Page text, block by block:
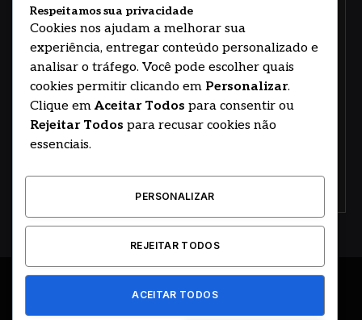
© 2026
Respeitamos sua privacidade
Cookies nos ajudam a melhorar sua
experiência, entregar conteúdo personalizado e
analisar o tráfego. Você pode escolher quais
cookies permitir clicando em Personalizar.
Clique em Aceitar Todos para consentir ou
Rejeitar Todos para recusar cookies não
essenciais.
PERSONALIZAR
REJEITAR TODOS
ACEITAR TODOS